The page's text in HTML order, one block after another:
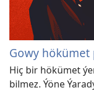
Gowy
Hiç bir hökümet
bilmez. Ýöne